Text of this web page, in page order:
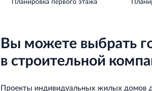
Планировка первого этажа
Вы можете выбрать
в строительной
Проекты индивидуальных жилых домов